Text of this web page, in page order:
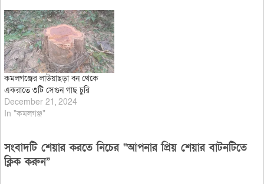
কমলগঞ্জের লাউয়াছড়া বন থেকে
একরাতে ৩টি সেগুন গাছ চুরি
December 21, 2024
In "কমলগঞ্জ"
সংবাদটি শেয়ার করতে নিচের “আপনার প্রিয় শেয়ার বাটনটিতে
ক্লিক করুন”